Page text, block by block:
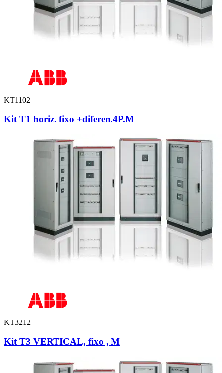
KT1102
Kit T1 horiz. fixo +diferen.4P.M
KT3212
Kit T3 VERTICAL, fixo , M